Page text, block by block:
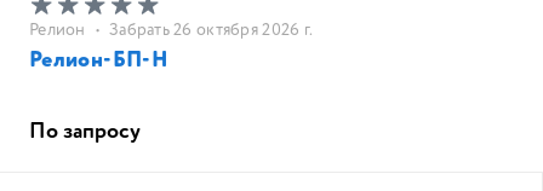
Релион • Забрать 26 октября 2026 г.
Релион-БП-Н
По запросу